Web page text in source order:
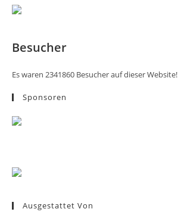
Besucher
Es waren 2341860 Besucher auf dieser Website!
Sponsoren
Ausgestattet Von